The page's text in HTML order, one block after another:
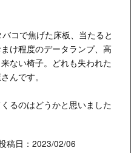
コで焦げた床板、当たると
け程度のデータランプ、高
ない椅子。どれも失われた
んです。
るのはどうかと思いました
稿日：2023/02/06